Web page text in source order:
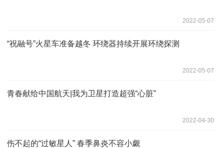
2022-05-07
“祝融号”火星车准备越冬 环绕器持续开展环绕探测
2022-05-07
青春献给中国航天|我为卫星打造超强“心脏”
2022-04-30
伤不起的“过敏星人” 春季鼻炎不容小觑